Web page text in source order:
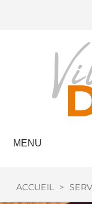
MENU
ACCUEIL >